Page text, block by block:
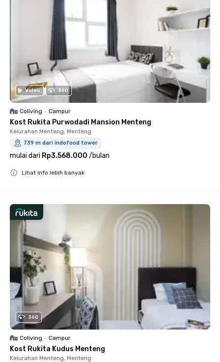
Video 360
Coliving • Campur
Kost Rukita Purwodadi Mansion Menteng
Kelurahan Menteng, Menteng
739 m dari indofood tower
mulai dari Rp3.568.000 /bulan
Lihat info lebih banyak
360
Coliving • Campur
Kost Rukita Kudus Menteng
Kelurahan Menteng, Menteng